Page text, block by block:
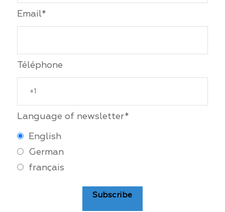
Email*
Téléphone
Language of newsletter*
English
German
français
Subscribe